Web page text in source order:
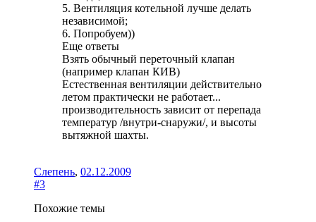
5. Вентиляция котельной лучше делать
независимой;
6. Попробуем))
Еще ответы
Взять обычный переточный клапан
(например клапан КИВ)
Естественная вентиляции действительно
летом практически не работает...
производительность зависит от перепада
температур /внутри-снаружи/, и высоты
вытяжной шахты.
Слепень, 02.12.2009
#3
Похожие темы